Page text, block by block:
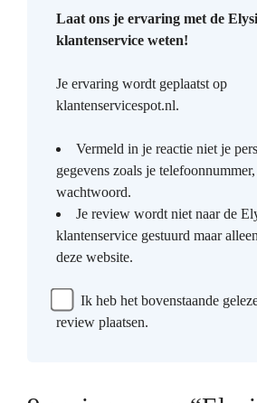
Laat ons je ervaring met de
klantenservice weten!
Je ervaring wordt geplaatst op
klantenservicespot.nl.
Vermeld in je reactie niet je
gegevens zoals je
wachtwoord.
Je review wordt niet naar de
klantenservice gestuurd maar
deze website.
Ik heb het bovenstaande
review plaatsen.